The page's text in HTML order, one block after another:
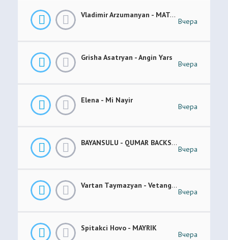
Vladimir Arzumanyan - MATANI
Вчера
Grisha Asatryan - Angin Yars
Вчера
Elena - Mi Nayir
Вчера
BAYANSULU - QUMAR BACKSTAGE
Вчера
Vartan Taymazyan - Vetang Es
Вчера
Spitakci Hovo - MAYRIK
Вчера